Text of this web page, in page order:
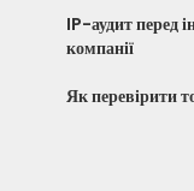
IP-аудит перед
компанії
Як перевірити